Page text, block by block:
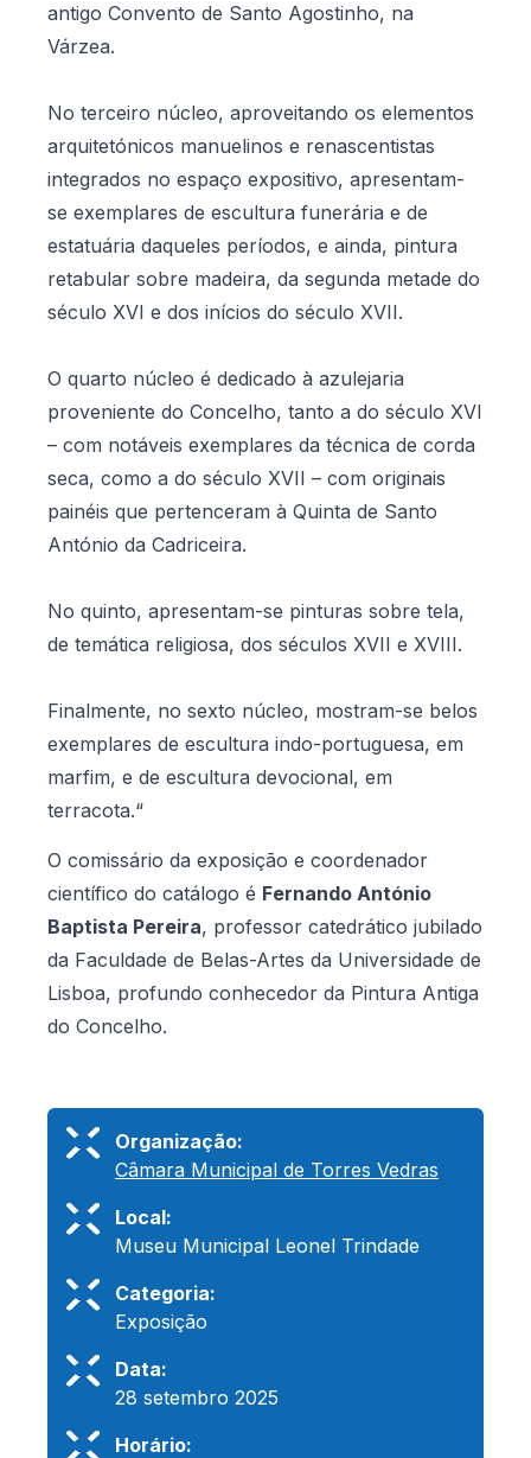
antigo Convento de Santo Agostinho, na
Várzea.
No terceiro núcleo, aproveitando os elementos
arquitetónicos manuelinos e renascentistas
integrados no espaço expositivo, apresentam-
se exemplares de escultura funerária e de
estatuária daqueles períodos, e ainda, pintura
retabular sobre madeira, da segunda metade do
século XVI e dos inícios do século XVII.
O quarto núcleo é dedicado à azulejaria
proveniente do Concelho, tanto a do século XVI
– com notáveis exemplares da técnica de corda
seca, como a do século XVII – com originais
painéis que pertenceram à Quinta de Santo
António da Cadriceira.
No quinto, apresentam-se pinturas sobre tela,
de temática religiosa, dos séculos XVII e XVIII.
Finalmente, no sexto núcleo, mostram-se belos
exemplares de escultura indo-portuguesa, em
marfim, e de escultura devocional, em
terracota.“
O comissário da exposição e coordenador
científico do catálogo é Fernando António
Baptista Pereira, professor catedrático jubilado
da Faculdade de Belas-Artes da Universidade de
Lisboa, profundo conhecedor da Pintura Antiga
do Concelho.
Organização:
Câmara Municipal de Torres Vedras
Local:
Museu Municipal Leonel Trindade
Categoria:
Exposição
Data:
28 setembro 2025
Horário: